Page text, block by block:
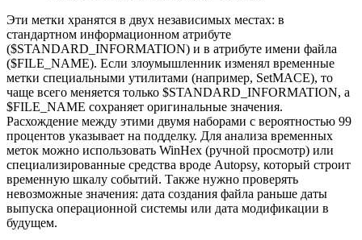
Эти метки хранятся в двух независимых местах: в
стандартном информационном атрибуте
($STANDARD_INFORMATION) и в атрибуте имени файла
($FILE_NAME). Если злоумышленник изменял временные
метки специальными утилитами (например, SetMACE), то
чаще всего меняется только $STANDARD_INFORMATION, а
$FILE_NAME сохраняет оригинальные значения.
Расхождение между этими двумя наборами с вероятностью 99
процентов указывает на подделку. Для анализа временных
меток можно использовать WinHex (ручной просмотр) или
специализированные средства вроде Autopsy, который строит
временную шкалу событий. Также нужно проверять
невозможные значения: дата создания файла раньше даты
выпуска операционной системы или дата модификации в
будущем.